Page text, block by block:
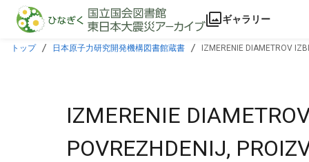
本文に飛ぶ
ギャラリー
トップ 日本原子力研究開発機構図書館蔵書 IZMERENIE DIAMETROV
IZMERENIE
POVREZHDENIJ,